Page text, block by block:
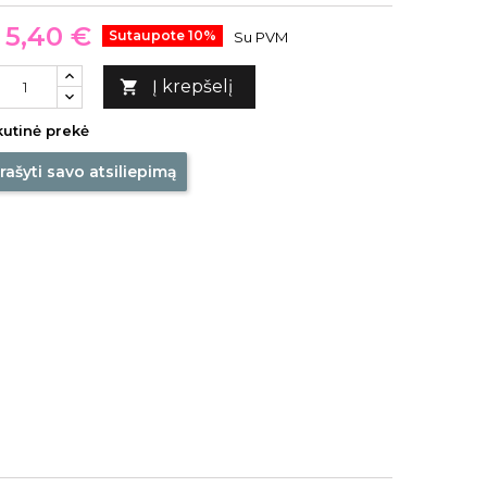
5,40 € Sutaupote 10% Su PVM
 Į krepšelį
prekė
savo atsiliepimą